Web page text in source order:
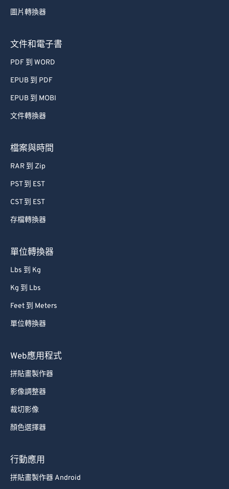
圖片轉換器
文件和電子書
PDF 到 WORD
EPUB 到 PDF
EPUB 到 MOBI
文件轉換器
檔案與時間
RAR 到 Zip
PST 到 EST
CST 到 EST
存檔轉換器
單位轉換器
Lbs 到 Kg
Kg 到 Lbs
Feet 到 Meters
單位轉換器
Web應用程式
拼貼畫製作器
影像調整器
裁切影像
顏色選擇器
行動應用
拼貼畫製作器 Android